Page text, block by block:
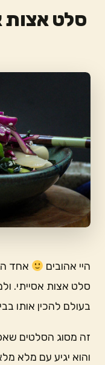
סלט אצות
היי אהובים
אחד
סלט אצות אסייתי.
בעולם להכין אותו
זה מסוג הסלטים
והוא יגיע עם מלא